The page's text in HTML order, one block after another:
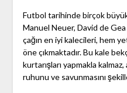
Futbol tarihinde birçok
Manuel Neuer, David de
çağın en iyi kalecileri, hem
öne çıkmaktadır. Bu kale
kurtarışları yapmakla kalmaz,
ruhunu ve savunmasını